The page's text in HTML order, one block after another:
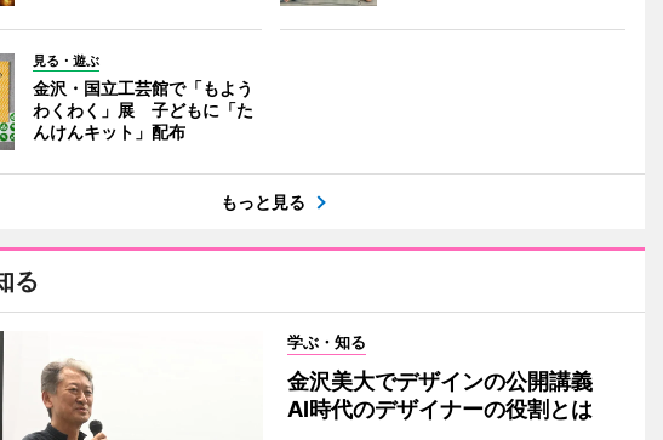
見る・遊ぶ
金沢・国立工芸館で「もよう
わくわく」展 子どもに「た
んけんキット」配布
もっと見る
る
学ぶ・知る
金沢美大でデザインの公開講義
AI時代のデザイナーの役割とは